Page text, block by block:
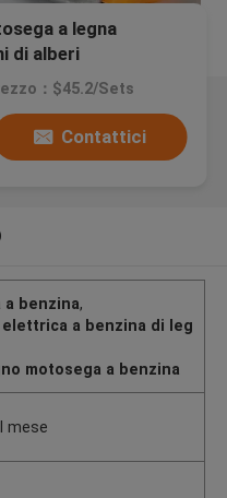
a legna
di alberi
：$45.2/Sets
Contattici
a benzina,
a benzina di leg
motosega a benzina
mese